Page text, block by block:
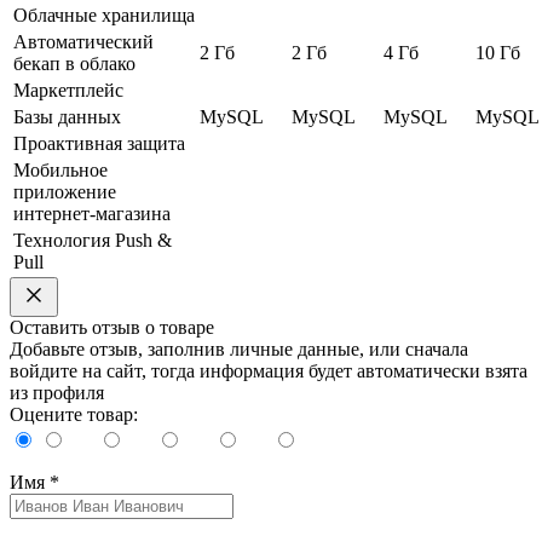
Облачные хранилища
Автоматический
бекап в облако
2 Гб 2 Гб 4 Гб
10 Гб
Маркетплейс
Базы данных
MySQL MySQL MySQL
MySQL
Проактивная защита
Мобильное
приложение
интернет-магазина
Технология Push &
Pull
Оставить отзыв о товаре
Добавьте отзыв, заполнив личные данные, или сначала
войдите на сайт, тогда информация будет автоматически взята
из профиля
Оцените товар:
Имя *